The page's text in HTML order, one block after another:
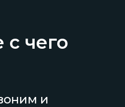
с чего
и